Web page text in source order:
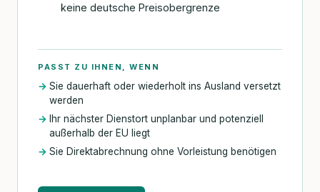
keine deutsche Preisobergrenze
PASST ZU IHNEN, WENN
Sie dauerhaft oder wiederholt ins Ausland versetzt
werden
Ihr nächster Dienstort unplanbar und potenziell
außerhalb der EU liegt
Sie Direktabrechnung ohne Vorleistung benötigen